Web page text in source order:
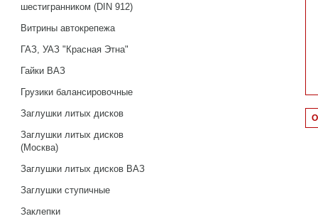
шестигранником (DIN 912)
Витрины автокрепежа
ГАЗ, УАЗ "Красная Этна"
Гайки ВАЗ
Грузики балансировочные
Заглушки литых дисков
Заглушки литых дисков
(Москва)
Заглушки литых дисков ВАЗ
Заглушки ступичные
Заклепки